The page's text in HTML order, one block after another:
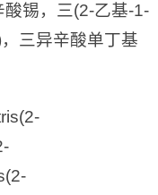
锡，三(2-乙基-1-
三异辛酸单丁基